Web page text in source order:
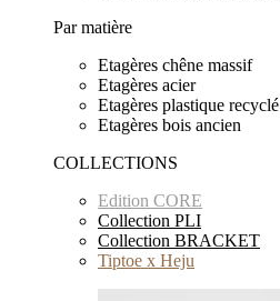
Par matière
Etagères chêne massif
Etagères acier
Etagères plastique recyclé
Etagères bois ancien
COLLECTIONS
Edition CORE
Collection PLI
Collection BRACKET
Tiptoe x Heju